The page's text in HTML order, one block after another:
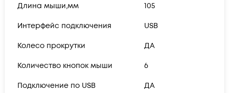
Длина мыши,мм 105
Интерфейс подключения USB
Колесо прокрутки ДА
Количество кнопок мыши 6
Подключение по USB ДА